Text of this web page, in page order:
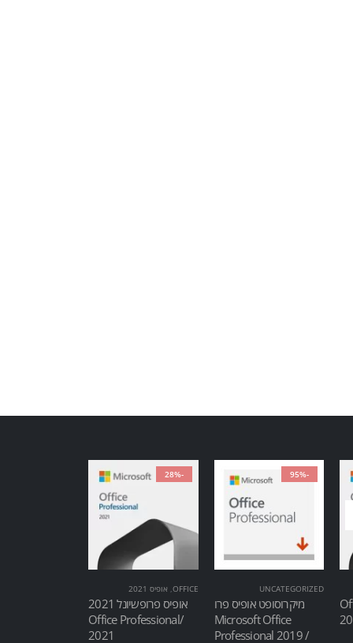
-95%
UNCATEGORIZED
מיקרוסופט אופיס פרו
Microsoft Office
Professional 2019 /
-28%
OFFICE
, אופיס 2021
אופיס פרופשיונל 2021
/Office Professional
2021